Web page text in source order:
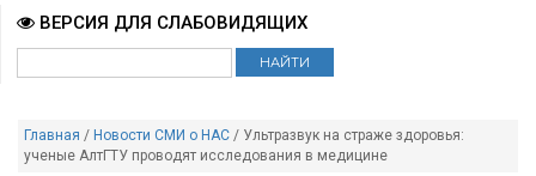
ВЕРСИЯ ДЛЯ СЛАБОВИДЯЩИХ
Главная / Новости СМИ о НАС / Ультразвук на страже здоровья:
ученые АлтГТУ проводят исследования в медицине